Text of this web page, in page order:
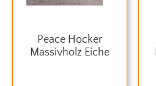
Peace Hocker
Massivholz Eiche